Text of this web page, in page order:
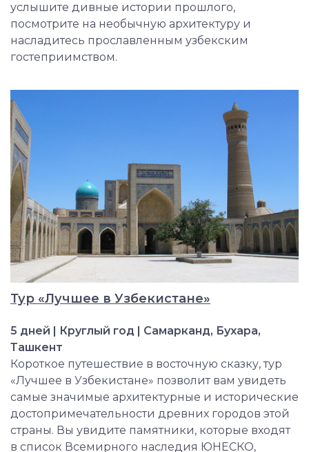
услышите дивные истории прошлого,
посмотрите на необычную архитектуру и
насладитесь прославленным узбекским
гостеприимством.
Тур «Лучшее в Узбекистане»
5 дней | Круглый год | Самарканд, Бухара,
Ташкент
Короткое путешествие в восточную сказку, тур
«Лучшее в Узбекистане» позволит вам увидеть
самые значимые архитектурные и исторические
достопримечательности древних городов этой
страны. Вы увидите памятники, которые входят
в список Всемирного наследия ЮНЕСКО,